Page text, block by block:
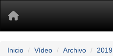
Inicio Vídeo Archivo 2019